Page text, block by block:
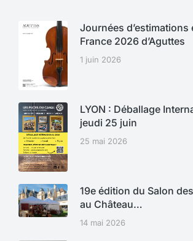
Journées d’estimations
France 2026 d’Aguttes
1 juin 2026
LYON : Déballage
jeudi 25 juin
25 mai 2026
19e édition du Salon
au Château…
14 mai 2026